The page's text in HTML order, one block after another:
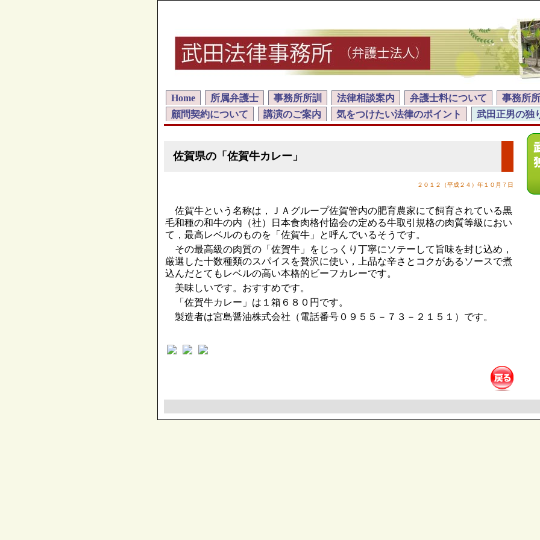
Home 所属弁護士 事務所所訓 法律相談案内 弁護士料について 事務所
顧問契約について
講演のご案内 気をつけたい法律のポイント 武田正男の独
佐賀県の「佐賀牛カレー」
２０１２（平成２４）年１０月７日
佐賀牛という名称は，ＪＡグループ佐賀管内の肥育農家にて飼育されている黒
毛和種の和牛の内（社）日本食肉格付協会の定める牛取引規格の肉質等級におい
て，最高レベルのものを「佐賀牛」と呼んでいるそうです。
その最高級の肉質の「佐賀牛」をじっくり丁寧にソテーして旨味を封じ込め，
厳選した十数種類のスパイスを贅沢に使い，上品な辛さとコクがあるソースで煮
込んだとてもレベルの高い本格的ビーフカレーです。
美味しいです。おすすめです。
「佐賀牛カレー」は１箱６８０円です。
製造者は宮島醤油株式会社（電話番号０９５５－７３－２１５１）です。